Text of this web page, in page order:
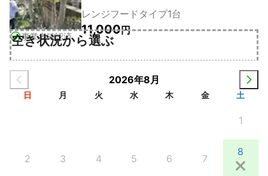
事業者確認済
レンジフードタイプ1台
11,000円
空き状況から選ぶ
2026年8月
日 月 火 水 木 金 土
1
2 3 4 5 6 7
8